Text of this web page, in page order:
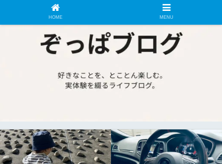
HOME MENU